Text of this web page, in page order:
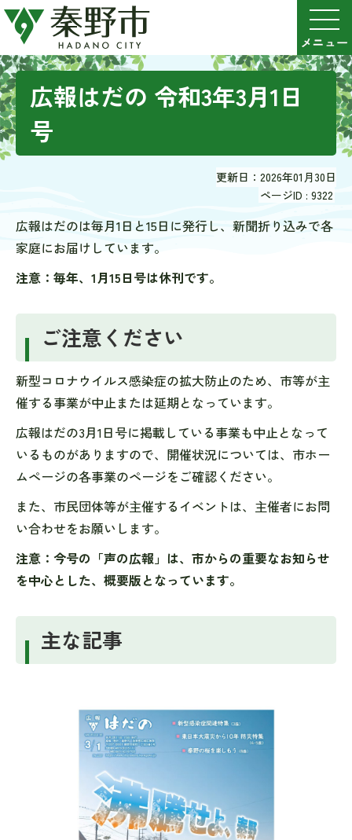
広報はだの 令和3年3月1日
号
更新日：2026年01月30日
ページID : 9322
広報はだのは毎月1日と15日に発行し、新聞折り込みで各
家庭にお届けしています。
注意：毎年、1月15日号は休刊です。
ご注意ください
新型コロナウイルス感染症の拡大防止のため、市等が主
催する事業が中止または延期となっています。
広報はだの3月1日号に掲載している事業も中止となって
いるものがありますので、開催状況については、市ホー
ムページの各事業のページをご確認ください。
また、市民団体等が主催するイベントは、主催者にお問
い合わせをお願いします。
注意：今号の「声の広報」は、市からの重要なお知らせ
を中心とした、概要版となっています。
主な記事